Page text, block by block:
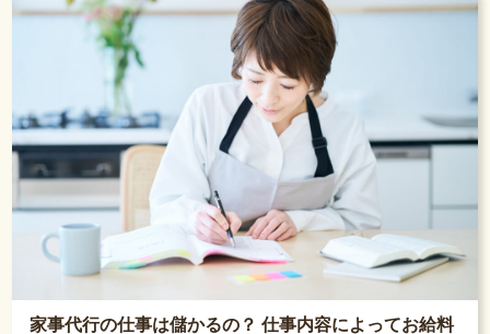
家事代行の仕事は儲かるの？ 仕事内容によってお給料